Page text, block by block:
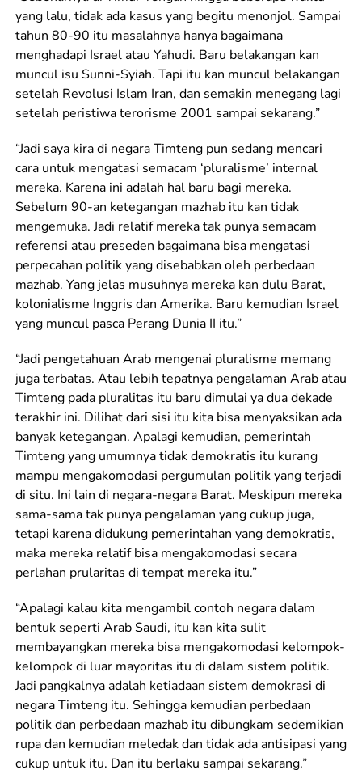
yang lalu, tidak ada kasus yang begitu menonjol. Sampai
tahun 80-90 itu masalahnya hanya bagaimana
menghadapi Israel atau Yahudi. Baru belakangan kan
muncul isu Sunni-Syiah. Tapi itu kan muncul belakangan
setelah Revolusi Islam Iran, dan semakin menegang lagi
setelah peristiwa terorisme 2001 sampai sekarang.”
“Jadi saya kira di negara Timteng pun sedang mencari
cara untuk mengatasi semacam ‘pluralisme’ internal
mereka. Karena ini adalah hal baru bagi mereka.
Sebelum 90-an ketegangan mazhab itu kan tidak
mengemuka. Jadi relatif mereka tak punya semacam
referensi atau preseden bagaimana bisa mengatasi
perpecahan politik yang disebabkan oleh perbedaan
mazhab. Yang jelas musuhnya mereka kan dulu Barat,
kolonialisme Inggris dan Amerika. Baru kemudian Israel
yang muncul pasca Perang Dunia II itu.”
“Jadi pengetahuan Arab mengenai pluralisme memang
juga terbatas. Atau lebih tepatnya pengalaman Arab atau
Timteng pada pluralitas itu baru dimulai ya dua dekade
terakhir ini. Dilihat dari sisi itu kita bisa menyaksikan ada
banyak ketegangan. Apalagi kemudian, pemerintah
Timteng yang umumnya tidak demokratis itu kurang
mampu mengakomodasi pergumulan politik yang terjadi
di situ. Ini lain di negara-negara Barat. Meskipun mereka
sama-sama tak punya pengalaman yang cukup juga,
tetapi karena didukung pemerintahan yang demokratis,
maka mereka relatif bisa mengakomodasi secara
perlahan prularitas di tempat mereka itu.”
“Apalagi kalau kita mengambil contoh negara dalam
bentuk seperti Arab Saudi, itu kan kita sulit
membayangkan mereka bisa mengakomodasi kelompok-
kelompok di luar mayoritas itu di dalam sistem politik.
Jadi pangkalnya adalah ketiadaan sistem demokrasi di
negara Timteng itu. Sehingga kemudian perbedaan
politik dan perbedaan mazhab itu dibungkam sedemikian
rupa dan kemudian meledak dan tidak ada antisipasi yang
cukup untuk itu. Dan itu berlaku sampai sekarang.”